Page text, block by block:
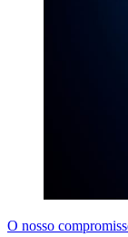
O nosso